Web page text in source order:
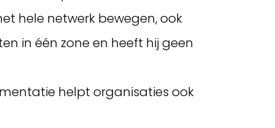
hele netwerk bewegen, ook
in één zone en heeft hij geen
helpt organisaties ook